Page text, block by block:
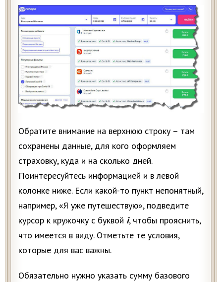
Обратите внимание на верхнюю строку – там
сохранены данные, для кого оформляем
страховку, куда и на сколько дней.
Поинтересуйтесь информацией и в левой
колонке ниже. Если какой-то пункт непонятный,
например, «Я уже путешествую», подведите
курсор к кружочку с буквой i, чтобы прояснить,
что имеется в виду. Отметьте те условия,
которые для вас важны.
Обязательно нужно указать сумму базового